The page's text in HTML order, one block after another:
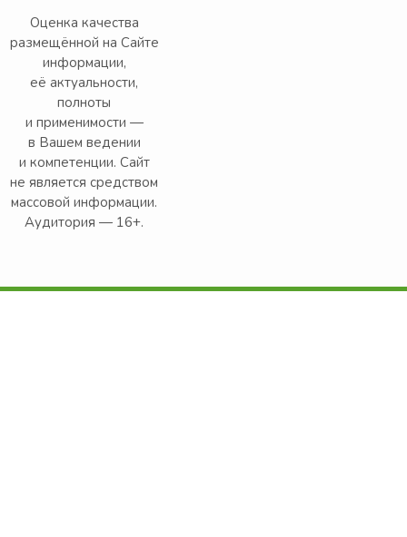
Оценка качества
размещённой на Сайте
информации,
её актуальности,
полноты
и применимости —
в Вашем ведении
и компетенции. Сайт
не является средством
массовой информации.
Аудитория — 16+.